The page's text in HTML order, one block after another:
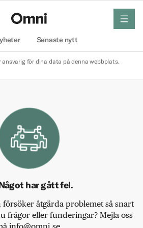
Senaste nytt
meny
ansvarig för dina data på denna webbplats.
har gått fel.
åtgärda problemet så snart
frågor eller funderingar? Mejla oss